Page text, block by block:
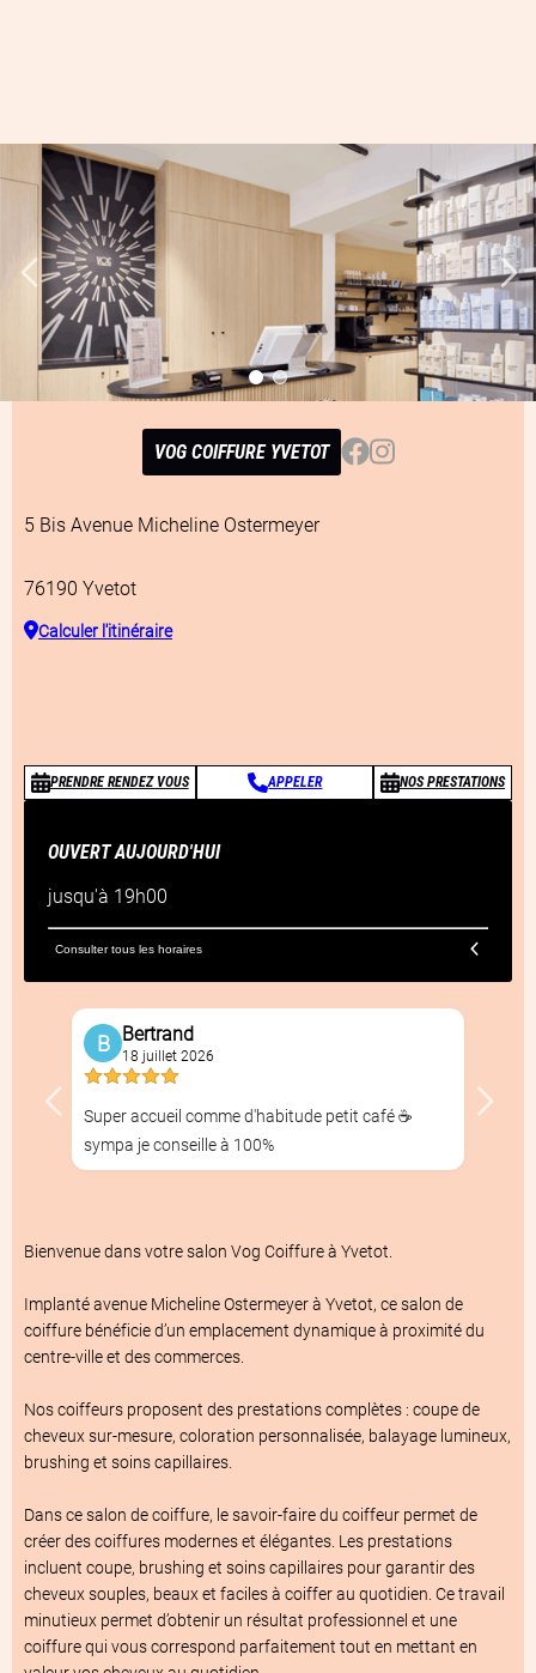
VOG COIFFURE YVETOT Facebook
Instagram
5 Bis Avenue Micheline Ostermeyer
76190 Yvetot
Calculer l'itinéraire
PRENDRE RENDEZ VOUS APPELER NOS PRESTATIONS
OUVERT AUJOURD'HUI
jusqu'à 19h00
Consulter tous les horaires
Avis clients
B Bertrand
18 juillet 2026
Super accueil comme d'habitude petit café ☕️
sympa je conseille à 100%
À propos du salon de coiffure
Bienvenue dans votre salon Vog Coiffure à Yvetot.
Implanté avenue Micheline Ostermeyer à Yvetot, ce salon de
coiffure bénéficie d’un emplacement dynamique à proximité du
centre-ville et des commerces.
Nos coiffeurs proposent des prestations complètes : coupe de
cheveux sur-mesure, coloration personnalisée, balayage lumineux,
brushing et soins capillaires.
Dans ce salon de coiffure, le savoir-faire du coiffeur permet de
créer des coiffures modernes et élégantes. Les prestations
incluent coupe, brushing et soins capillaires pour garantir des
cheveux souples, beaux et faciles à coiffer au quotidien. Ce travail
minutieux permet d’obtenir un résultat professionnel et une
coiffure qui vous correspond parfaitement tout en mettant en